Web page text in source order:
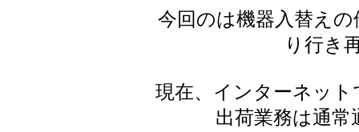
今回のは機器入替え
り行き
現在、インターネッ
出荷業務は通